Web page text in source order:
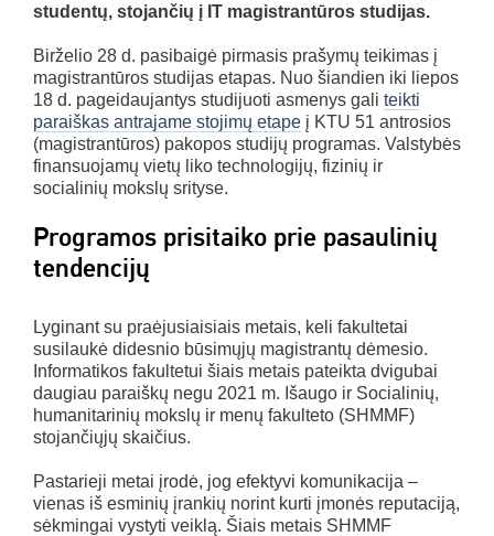
studentų, stojančių į IT magistrantūros studijas.
Birželio 28 d. pasibaigė pirmasis prašymų teikimas į
magistrantūros studijas etapas. Nuo šiandien iki liepos
18 d. pageidaujantys studijuoti asmenys gali teikti
paraiškas antrajame stojimų etape į KTU 51 antrosios
(magistrantūros) pakopos studijų programas. Valstybės
finansuojamų vietų liko technologijų, fizinių ir
socialinių mokslų srityse.
Programos prisitaiko prie pasaulinių
tendencijų
Lyginant su praėjusiaisiais metais, keli fakultetai
susilaukė didesnio būsimųjų magistrantų dėmesio.
Informatikos fakultetui šiais metais pateikta dvigubai
daugiau paraiškų negu 2021 m. Išaugo ir Socialinių,
humanitarinių mokslų ir menų fakulteto (SHMMF)
stojančiųjų skaičius.
Pastarieji metai įrodė, jog efektyvi komunikacija –
vienas iš esminių įrankių norint kurti įmonės reputaciją,
sėkmingai vystyti veiklą. Šiais metais SHMMF